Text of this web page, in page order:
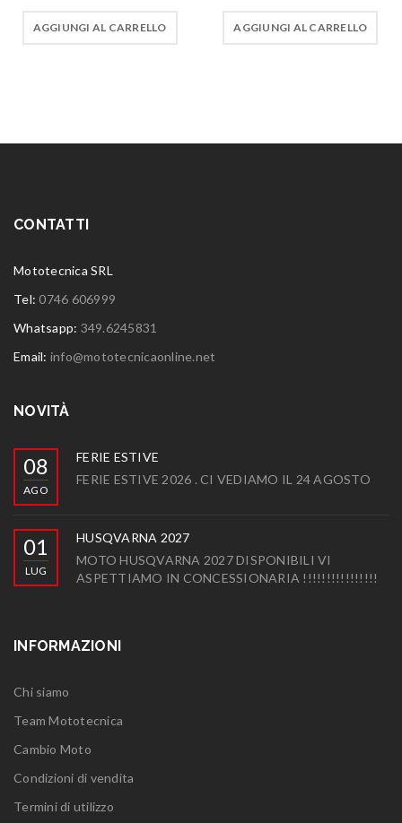
AGGIUNGI AL CARRELLO AGGIUNGI AL CARRELLO
CONTATTI
Mototecnica SRL
Tel:0746 606999
Whatsapp: 349.6245831
Email: info@mototecnicaonline.net
NOVITÀ
08
AGO
FERIE ESTIVE
FERIE ESTIVE 2026 . CI VEDIAMO IL 24 AGOSTO
01
LUG
HUSQVARNA 2027
MOTO HUSQVARNA 2027 DISPONIBILI VI
ASPETTIAMO IN CONCESSIONARIA !!!!!!!!!!!!!!!!
INFORMAZIONI
Chi siamo
Team Mototecnica
Cambio Moto
Condizioni di vendita
Termini di utilizzo